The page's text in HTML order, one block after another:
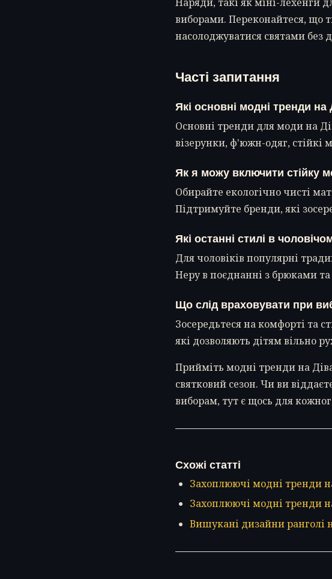
виборами. Переконайтеся, що
насолоджуватися святами без
Часті запитання
Які основні модні тренди на
Основні тренди для моди на
візерунки, ф'южн-одяг, стійкі
Як я можу включити стійку
Обирайте екологічно чисті
Підтримуйте бренди, які
Які останні стилі в
Для чоловіків популярні
Неру в поєднанні з брюками та
Що слід враховувати при
Зосередьтеся на комфорті та
які дозволяють дітям вільно
Прийміть модні тренди на
святковий сезон. Чи ви
виборам, тут є щось для
Схожі статті
Захоплюючі модні тренди
Захоплюючі модні тренди
Вишукані дизайни ранголі